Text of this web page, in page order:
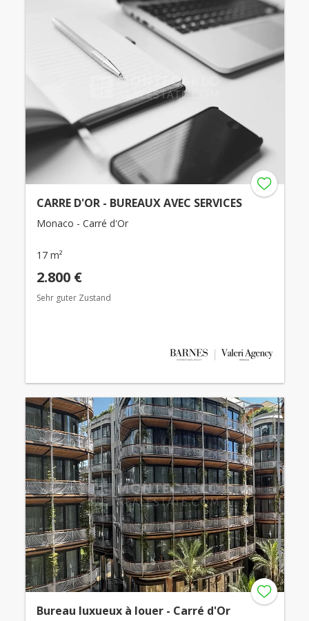
CARRE D'OR - BUREAUX AVEC SERVICES
Monaco - Carré d'Or
17 m²
2.800 €
Sehr guter Zustand
Bureau luxueux à louer - Carré d'Or